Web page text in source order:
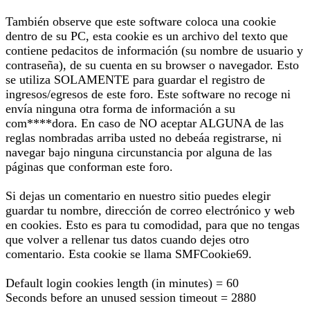
También observe que este software coloca una cookie
dentro de su PC, esta cookie es un archivo del texto que
contiene pedacitos de información (su nombre de usuario y
contraseña), de su cuenta en su browser o navegador. Esto
se utiliza SOLAMENTE para guardar el registro de
ingresos/egresos de este foro. Este software no recoge ni
envía ninguna otra forma de información a su
com****dora. En caso de NO aceptar ALGUNA de las
reglas nombradas arriba usted no debeáa registrarse, ni
navegar bajo ninguna circunstancia por alguna de las
páginas que conforman este foro.
Si dejas un comentario en nuestro sitio puedes elegir
guardar tu nombre, dirección de correo electrónico y web
en cookies. Esto es para tu comodidad, para que no tengas
que volver a rellenar tus datos cuando dejes otro
comentario. Esta cookie se llama SMFCookie69.
Default login cookies length (in minutes) = 60
Seconds before an unused session timeout = 2880